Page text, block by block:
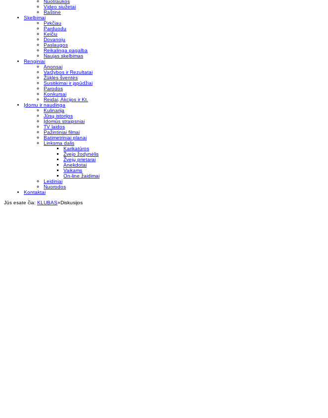
Nuotraukos
Video siužetai
Raštinė
Skelbimai
Pirkčiau
Parduodu
Keičiu
Dovanoju
Paslaugos
Reikalinga pagalba
Naujas skelbimas
Renginiai
Anonsai
Varžybos ir Rezultatai
Žūklės šventės
Susitikimai ir įspūdžiai
Parodos
Konkursai
Reidai, Akcijos ir Kt.
Įdomu ir naudinga
Kulinarija
Jūsų istorijos
Įdomūs straipsniai
TV laidos
Pažintiniai filmai
Batimetriniai planai
Linksma dalis
Karikatūros
Žvejo žodynėlis
Žvejų prietarai
Anekdotai
Vaikams
On-line žaidimai
Leidiniai
Nuorodos
Kontaktai
Jūs esate čia: KLUBAS»Diskusijos